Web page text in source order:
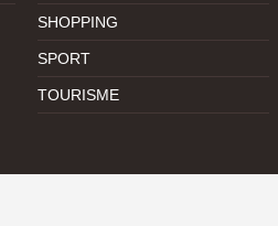
SHOPPING
SPORT
TOURISME